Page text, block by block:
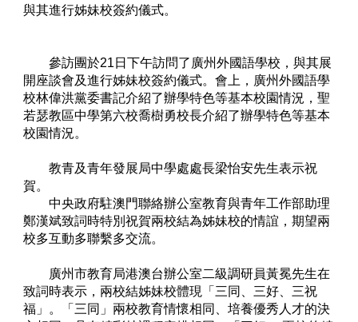
與其進行姊妹校簽約儀式。
參訪團於21日下午訪問了廣州外國語學校，與其展
開座談會及進行姊妹校簽約儀式。會上，廣州外國語學
校林偉洪黨委書記介紹了辦學特色等基本校園情況，聖
若瑟教區中學第六校喬樹勇校長介紹了辦學特色等基本
校園情況。
教青及青年發展局中學處處長梁怡安先生表示祝
賀。
中央政府駐澳門聯絡辦公室教育與青年工作部助理
鄭漢斌致詞時特別祝賀兩校結為姊妹校的情誼，期望兩
校多互動多聯繫多交流。
廣州市教育局港澳台辦公室二級調研員黃冕先生在
致詞時表示，兩校結姊妹校體現「三同、三好、三祝
福」。「三同」兩校教育情懷相同、培養優秀人才的決